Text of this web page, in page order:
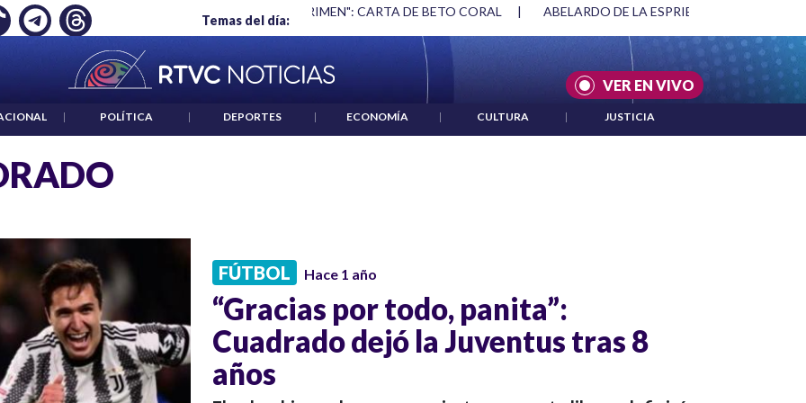
Temas del día:
EMPLEO: JP MORGAN "HABLAR NO ES UN CRIMEN": CARTA DE BETO CORAL | ABELARDO DE LA ESPRIELLA Y DMG
VER EN VIVO
| POLÍTICA | DEPORTES | ECONOMÍA | CULTURA | JUSTICIA
FÚTBOL Hace 1 año
“Gracias por todo, panita”:
Cuadrado dejó la Juventus tras 8
años